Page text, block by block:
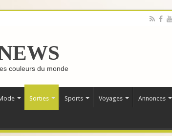
couleurs du monde
Sorties Sports Voyages Annonces